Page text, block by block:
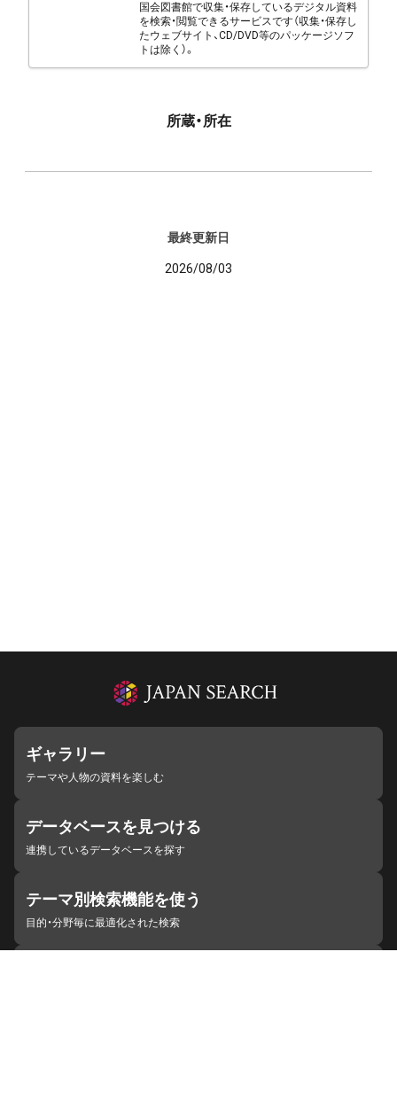
国会図書館で収集・保存しているデジタル資料
を検索・閲覧できるサービスです（収集・保存し
たウェブサイト、CD/DVD等のパッケージソフ
トは除く）。
所蔵・所在
最終更新日
2026/08/03
ギャラリー
テーマや人物の資料を楽しむ
データベースを見つける
連携しているデータベースを探す
テーマ別検索機能を使う
目的・分野毎に最適化された検索